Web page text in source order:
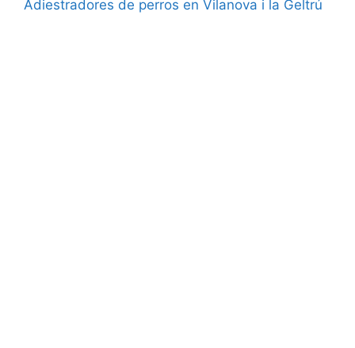
Adiestradores de perros en Vilanova i la Geltrú